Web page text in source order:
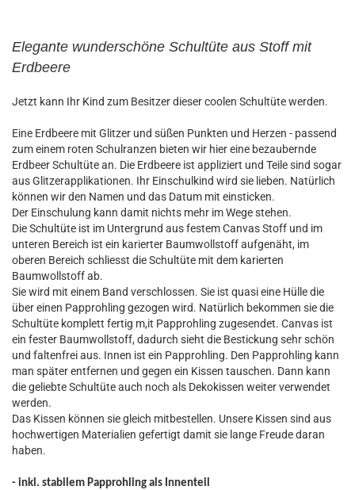
Elegante wunderschöne Schultüte aus Stoff mit
Erdbeere
Jetzt kann Ihr Kind zum Besitzer dieser coolen Schultüte werden.
Eine Erdbeere mit Glitzer und süßen Punkten und Herzen - passend
zum einem roten Schulranzen bieten wir hier eine bezaubernde
Erdbeer Schultüte an. Die Erdbeere ist appliziert und Teile sind sogar
aus Glitzerapplikationen. Ihr Einschulkind wird sie lieben. Natürlich
können wir den Namen und das Datum mit einsticken.
Der Einschulung kann damit nichts mehr im Wege stehen.
Die Schultüte ist im Untergrund aus festem Canvas Stoff und im
unteren Bereich ist ein karierter Baumwollstoff aufgenäht, im
oberen Bereich schliesst die Schultüte mit dem karierten
Baumwollstoff ab.
Sie wird mit einem Band verschlossen. Sie ist quasi eine Hülle die
über einen Papprohling gezogen wird. Natürlich bekommen sie die
Schultüte komplett fertig m,it Papprohling zugesendet. Canvas ist
ein fester Baumwollstoff, dadurch sieht die Bestickung sehr schön
und faltenfrei aus. Innen ist ein Papprohling. Den Papprohling kann
man später entfernen und gegen ein Kissen tauschen. Dann kann
die geliebte Schultüte auch noch als Dekokissen weiter verwendet
werden.
Das Kissen können sie gleich mitbestellen. Unsere Kissen sind aus
hochwertigen Materialien gefertigt damit sie lange Freude daran
haben.
- inkl. stabilem Papprohling als Innenteil